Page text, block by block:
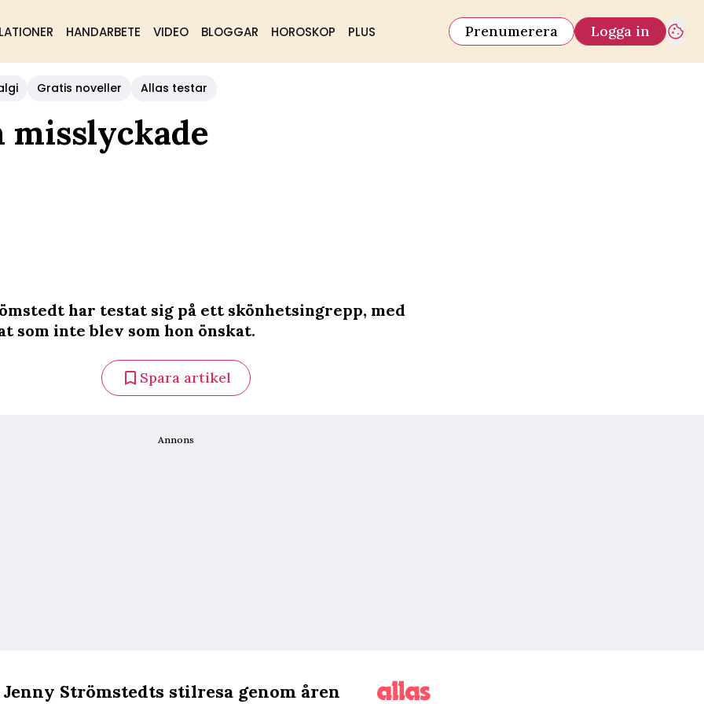
HANDARBETE VIDEO BLOGGAR HOROSKOP PLUS Prenumerera Logga in
Gratis noveller Allas testar
misslyckade
har testat sig på ett skönhetsingrepp, med
som inte blev som hon önskat.
Spara artikel
Annons
Jenny Strömstedts stilresa genom åren